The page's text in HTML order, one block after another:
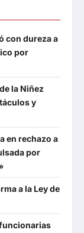
con dureza a
por
la Niñez
y
en rechazo a
por
a la Ley de